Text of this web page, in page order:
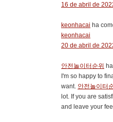
16 de abril de
keonhacai ha
keonhacai
20 de abril de
안전놀이터순위
I'm so happy to
want. 안전놀이터
lot. If you are
and leave your